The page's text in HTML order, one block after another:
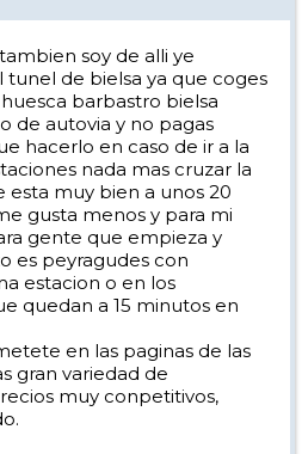
soy de alli ye
de bielsa ya que coges
barbastro bielsa
de autovia y no pagas
hacerlo en caso de ir a la
nada mas cruzar la
muy bien a unos 20
gusta menos y para mi
gente que empieza y
es peyragudes con
estacion o en los
quedan a 15 minutos en
en las paginas de las
gran variedad de
muy conpetitivos,